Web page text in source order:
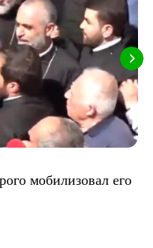
мобилизовал его